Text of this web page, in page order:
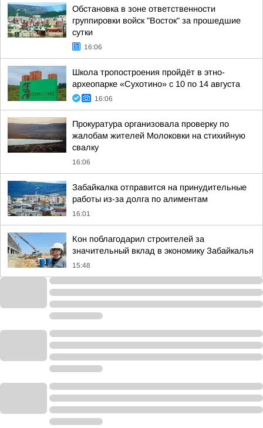
Обстановка в зоне ответственности
группировки войск "Восток" за прошедшие
сутки
16:06
Школа тропостроения пройдёт в этно-
археопарке «Сухотино» с 10 по 14 августа
16:06
Прокуратура организовала проверку по
жалобам жителей Молоковки на стихийную
свалку
16:06
Забайкалка отправится на принудительные
работы из-за долга по алиментам
16:01
Кон поблагодарил строителей за
значительный вклад в экономику Забайкалья
15:48